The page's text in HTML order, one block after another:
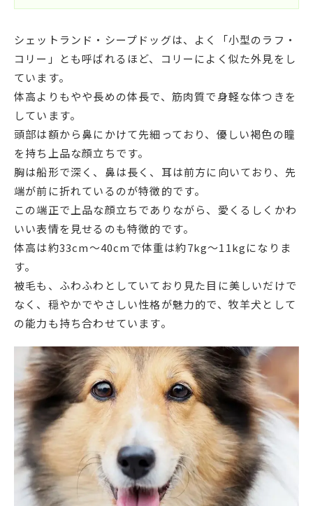
シェットランド・シープドッグは、よく「小型のラフ・
コリー」とも呼ばれるほど、コリーによく似た外見をし
ています。
体高よりもやや長めの体長で、筋肉質で身軽な体つきを
しています。
頭部は額から鼻にかけて先細っており、優しい褐色の瞳
を持ち上品な顔立ちです。
胸は船形で深く、鼻は長く、耳は前方に向いており、先
端が前に折れているのが特徴的です。
この端正で上品な顔立ちでありながら、愛くるしくかわ
いい表情を見せるのも特徴的です。
体高は約33cm〜40cmで体重は約7kg〜11kgになりま
す。
被毛も、ふわふわとしていており見た目に美しいだけで
なく、穏やかでやさしい性格が魅力的で、牧羊犬として
の能力も持ち合わせています。